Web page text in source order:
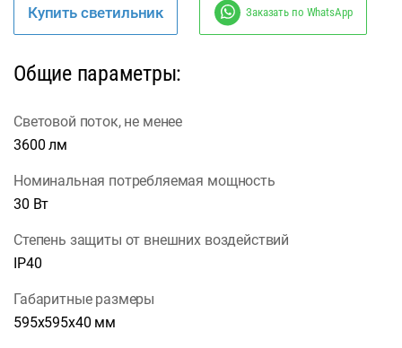
Купить светильник Заказать по WhatsApp
Общие параметры:
Световой поток, не менее
3600 лм
Номинальная потребляемая мощность
30 Вт
Степень защиты от внешних воздействий
IP40
Габаритные размеры
595х595х40 мм